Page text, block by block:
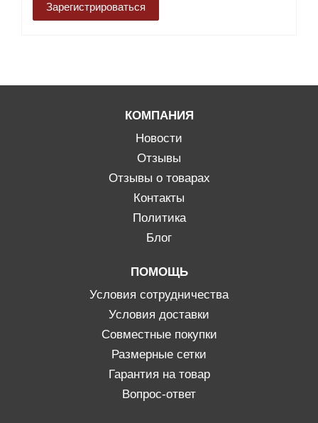
Зарегистрироваться
КОМПАНИЯ
Новости
Отзывы
Отзывы о товарах
Контакты
Политика
Блог
ПОМОЩЬ
Условия сотрудничества
Условия доставки
Совместные покупки
Размерные сетки
Гарантия на товар
Вопрос-ответ